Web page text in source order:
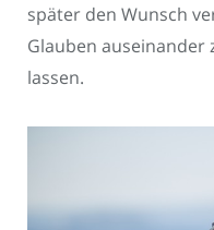
später den Wunsch
Glauben auseinander
lassen.